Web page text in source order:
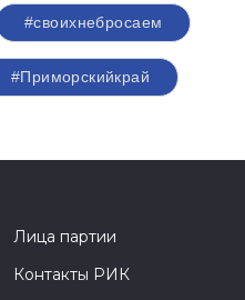
#своихнебросаем
#Приморскийкрай
Лица партии
Контакты РИК